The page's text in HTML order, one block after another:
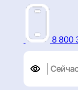
Перейти
содержимому8 800